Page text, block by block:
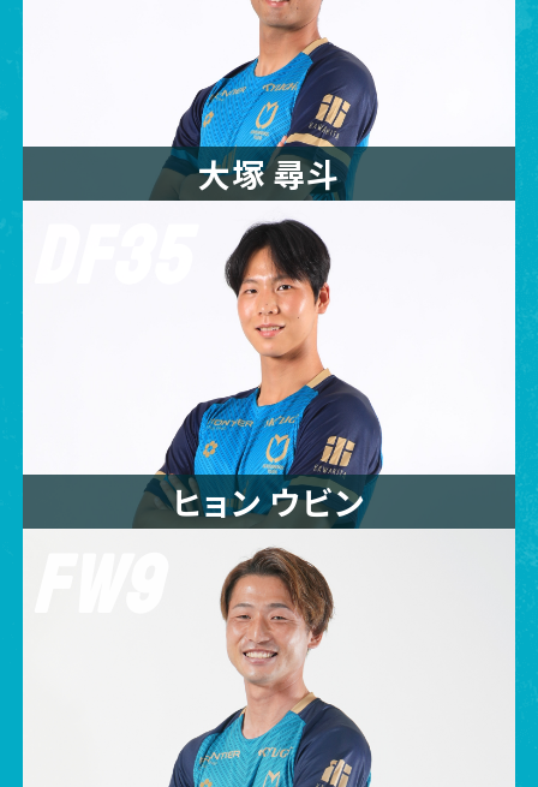
大塚 尋斗
ヒョン ウビン